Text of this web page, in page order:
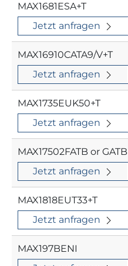
MAX1681ESA+T
Jetzt anfragen
MAX16910CATA9/V+T
Jetzt anfragen
MAX1735EUK50+T
Jetzt anfragen
MAX17502FATB or GATB
Jetzt anfragen
MAX1818EUT33+T
Jetzt anfragen
MAX197BENI